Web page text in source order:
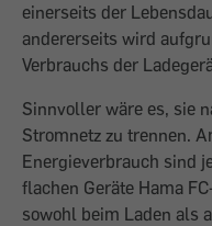
einerseits der
andererseits wird
Verbrauchs der
Sinnvoller wäre es, sie
Stromnetz zu trennen.
Energieverbrauch sind
flachen Geräte Hama
sowohl beim Laden als